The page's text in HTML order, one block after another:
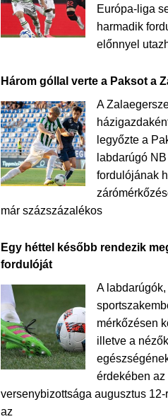
Európa-liga
harmadik
előnnyel
Három góllal verte a Paksot a
A
legyőzte a
labdarúgó
fordulójának
már százszázalékos
Egy héttel később rendezik
fordulóját
A labdarúgók,
mérkőzésen
illetve a nézők
érdekében az
versenybizottsága augusztus
az